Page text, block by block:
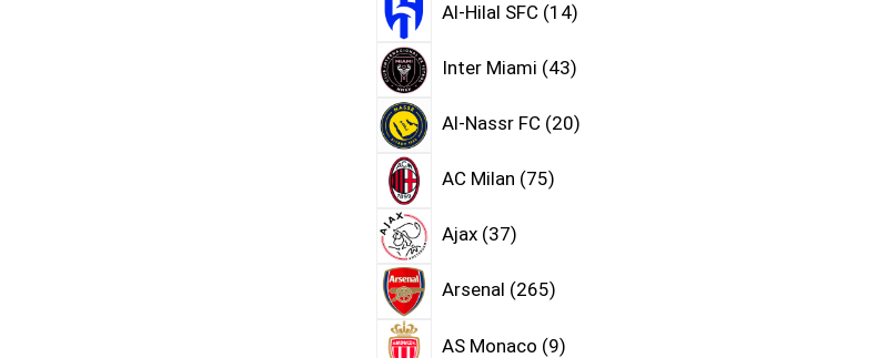
Al-Hilal SFC 14
Inter Miami 43
Al-Nassr FC 20
AC Milan 75
Ajax 37
Arsenal 265
AS Monaco 9